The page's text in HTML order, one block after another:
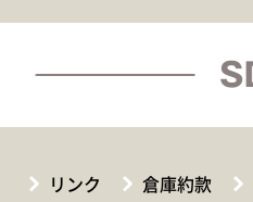
リンク 倉庫約款